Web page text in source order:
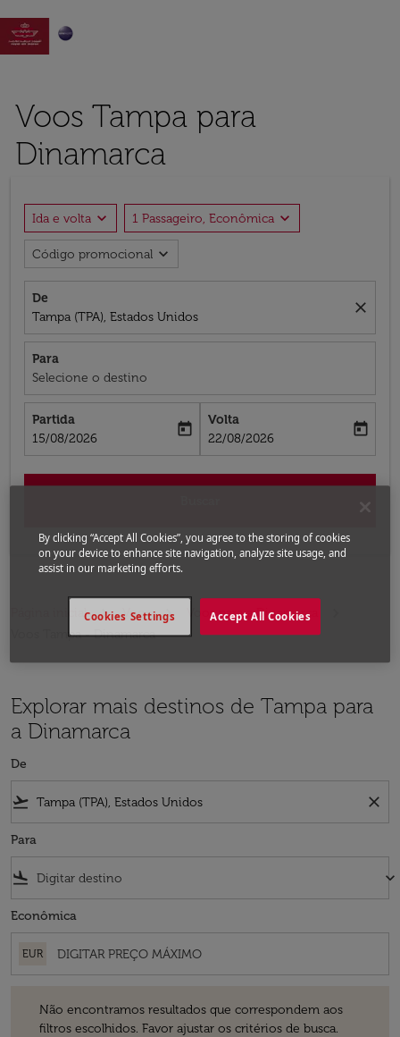

Voos Tampa para
Dinamarca
Ida e volta expand_more 1 Passageiro, Econômica expand_more
Código promocional expand_more
De
Tampa (TPA), Estados Unidos
close
Para
Selecione o destino
Partida
fc-booking-departure-date-aria-label
15/08/2026
today
Volta
fc-booking-return-date-aria-label
22/08/2026
today
Página inicial Voos
Voos para a Dinamarca
Voos Tampa - Dinamarca
Explorar mais destinos de Tampa para
a Dinamarca
De
flight_takeoff close
Para
flight_land keyboard_arrow_down
Econômica
EUR
Não encontramos resultados que correspondem aos
filtros escolhidos. Favor ajustar os critérios de busca.
By clicking “Accept All Cookies”, you agree to the storing of cookies
on your device to enhance site navigation, analyze site usage, and
assist in our marketing efforts.
Accept All Cookies
Cookies Settings